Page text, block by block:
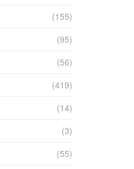
(155)
(95)
(56)
(419)
(14)
(3)
(55)